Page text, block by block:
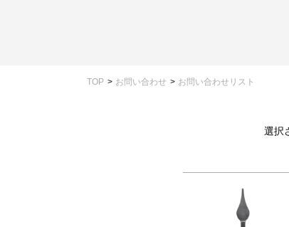
TOP お問い合わせ お問い合わせリスト
選択